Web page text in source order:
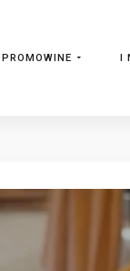
PROMOWINE I